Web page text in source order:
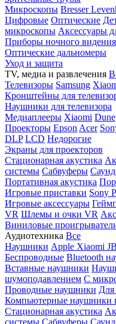
Микроскопы Bresser
Цифровые Оптические
микроскопы Аксессуары
Приборы ночного видения
Оптические дальномеры
Уход и защита
TV, медиа и развлечения
Телевизоры Samsung
Кронштейны для
Наушники для телевизора
Медиаплееры Xiaomi Dune
Проекторы Epson Acer
DLP LCD Недорогие
Экраны для проекторов
Стационарная акустика
системы Сабвуферы
Портативная акустика
Игровые приставки Sony
Игровые аксессуары
VR Шлемы и очки VR
Виниловые
Аудиотехника Все
Наушники Apple Xiaomi
Беспроводные Bluetooth
Вставные наушники
шумоподавлением С
Проводные наушники Для
Компьютерные наушники
Стационарная акустика
системы Сабвуферы